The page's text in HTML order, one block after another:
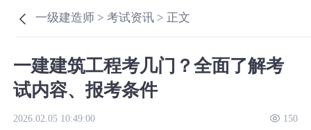
一级建造师 >考试资讯 > 正文
一建建筑工程考几门？全面了解考
试内容、报考条件
2026.02.05 10:49:00 150